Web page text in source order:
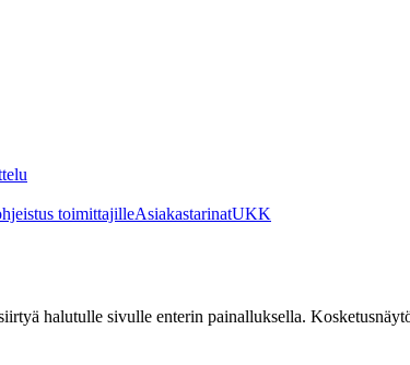
toimittajilleAsiakastarinatUKK
halutulle sivulle enterin painalluksella.